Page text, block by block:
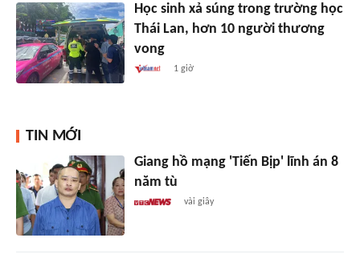
Học sinh xả súng trong trường học
Thái Lan, hơn 10 người thương
vong
1 giờ
TIN MỚI
Giang hồ mạng 'Tiến Bịp' lĩnh án 8
năm tù
vài giây